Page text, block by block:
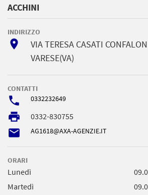
ACCHINI
INDIRIZZO
room
VIA TERESA CASATI
VARESE(VA)
CONTATTI
phone 0332232649
local_printshop 0332-830755
email AG1618@AXA-AGENZIE.IT
ORARI
Lunedì
Martedì